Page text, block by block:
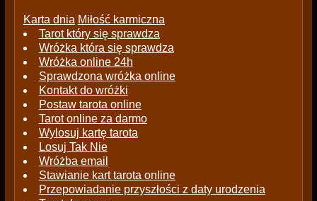
Karta dnia Miłość karmiczna
Tarot który się sprawdza
Wróżka która się sprawdza
Wróżka online 24h
Sprawdzona wróżka online
Kontakt do wróżki
Postaw tarota online
Tarot online za darmo
Wylosuj kartę tarota
Losuj Tak Nie
Wróżba email
Stawianie kart tarota online
Przepowiadanie przyszłości z daty urodzenia